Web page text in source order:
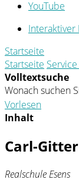
YouTube
Interaktiver
Startseite
Startseite
Volltextsuche
Wonach suchen
Vorlesen
Inhalt
Carl-
Realschule Esens